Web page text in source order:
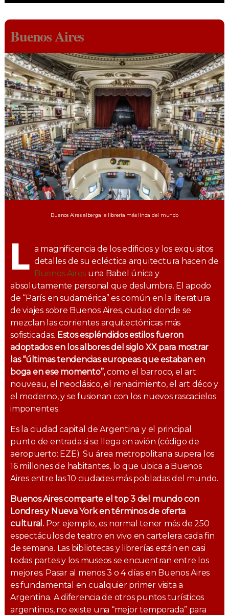
Buenos Aires
Buenos Aires alberga la librería más linda del mundo
L a magnificencia de los edificios y los exquisitos
detalles de su ecléctica arquitectura hacen de
Buenos Aires una Babel única y
absolutamente personal que deslumbra. El apodo
de “París en sudamérica” es común en la literatura
de viajes sobre Buenos Aires, ciudad donde se
mezclan las corrientes arquitectónicas más
sofisticadas. Estos espléndidos estilos fueron
adoptados en los albores del siglo XX para mostrar
las “últimas tendencias europeas que estaban en
boga en ese momento”,como el barroco, el art
nouveau, el neoclásico, el renacimiento, el art déco y
el moderno, y se fusionan con los nuevos rascacielos
imponentes.
Es la ciudad capital de Argentina y el principal
punto de entrada si se llega en avión (código de
aeropuerto: EZE). Su área metropolitana supera los
16 millones de habitantes, lo que ubica a Buenos
Aires entre las 10 ciudades más pobladas del mundo.
Buenos Aires comparte el top 3 del mundo con
Londres y Nueva York en términos de oferta
cultural. Por ejemplo, es normal tener más de 250
espectáculos de teatro en vivo en cartelera cada fin
de semana. Las bibliotecas y librerías están en casi
todas partes y los museos se encuentran entre los
mejores. Pasar al menos 3 o 4 días en Buenos Aires
es fundamental en cualquier primer visita a
Argentina. A diferencia de otros puntos turísticos
argentinos, no existe una “mejor temporada” para